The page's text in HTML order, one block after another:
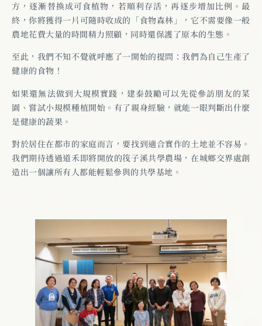
方，逐漸替換成可食植物，若順利存活，再逐步增加比例。最
終，你將獲得一片可隨時收成的「食物森林」，它不需要像一般
農地花費大量的時間精力照顧，同時還保護了原本的生態。
至此，我們不知不覺就呼應了一開始的提問：我們為自己生產了
健康的食物！
如果還無法做到大規模實踐，建泰鼓勵可以先從參訪朋友的菜
園、嘗試小規模種植開始。有了親身經驗，就能一眼判斷出什麼
是健康的蔬果。
對於居住在都市的家庭而言，要找到適合實作的土地並不容易。
我們期待透過道禾即將開放的筏子溪共學農場，在城鄉交界處創
造出一個讓所有人都能輕鬆參與的共學基地。